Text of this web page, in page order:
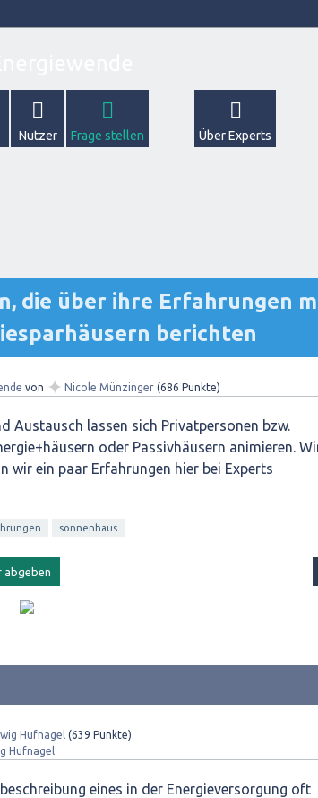
Nutzer Frage stellen Über Experts
die über ihre Erfahrungen
berichten
von ✦ Nicole Münzinger (686 Punkte)
Austausch lassen sich Privatpersonen bzw.
oder Passivhäusern animieren.
wir ein paar Erfahrungen hier bei Experts
sonnenhaus
Hufnagel (639 Punkte)
Hufnagel
eines in der Energieversorgung oft